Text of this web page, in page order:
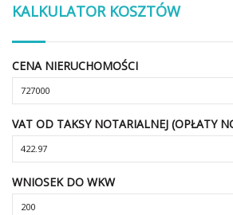
KALKULATOR KOSZTÓW
CENA NIERUCHOMOŚCI
VAT OD TAKSY NOTARIALNEJ (OPŁATY
WNIOSEK DO WKW